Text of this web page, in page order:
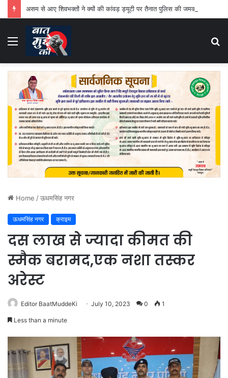
Menu
Home /ऊधमसिंह नगर
ऊधमसिंह नगर क्राइम
दस लाख से ज्यादा कीमत की
स्मैक बरामद,एक नशा तस्कर
अरेस्ट
Editor BaatMuddeKi July 10, 2023 0 1
Less than a minute